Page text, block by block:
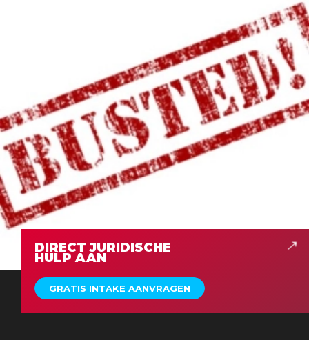
DIRECT JURIDISCHE
HULP AAN
GRATIS INTAKE AANVRAGEN